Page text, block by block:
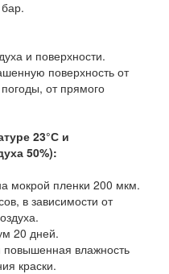
и поверхности.
поверхность от
от прямого
23°С и
50%):
мокрой пленки 200 мкм.
в зависимости от
20 дней.
влажность
краски.